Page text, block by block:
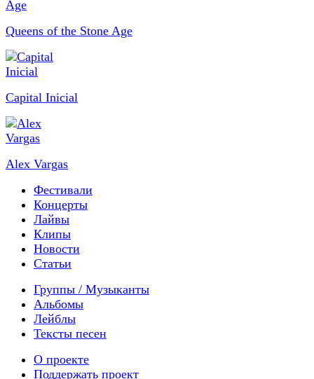
Queens of the Stone Age
Capital Inicial
Alex Vargas
Фестивали
Концерты
Лайвы
Клипы
Новости
Статьи
Группы / Музыканты
Альбомы
Лейблы
Тексты песен
О проекте
Поддержать проект